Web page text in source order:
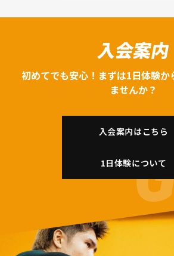
入会案内
初めてでも安心！まずは1日体験か
ませんか？
入会案内はこちら
1日体験について